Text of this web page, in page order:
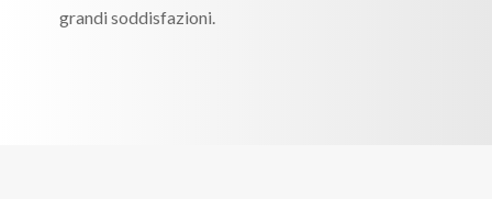
grandi soddisfazioni.